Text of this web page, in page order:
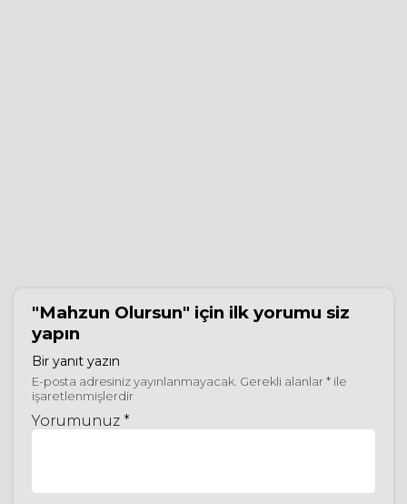
"Mahzun Olursun" için ilk yorumu siz
yapın
Bir yanıt yazın
E-posta adresiniz yayınlanmayacak. Gerekli alanlar* ile
işaretlenmişlerdir
Yorumunuz *